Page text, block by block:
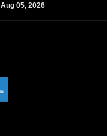
Aug 05, 2026